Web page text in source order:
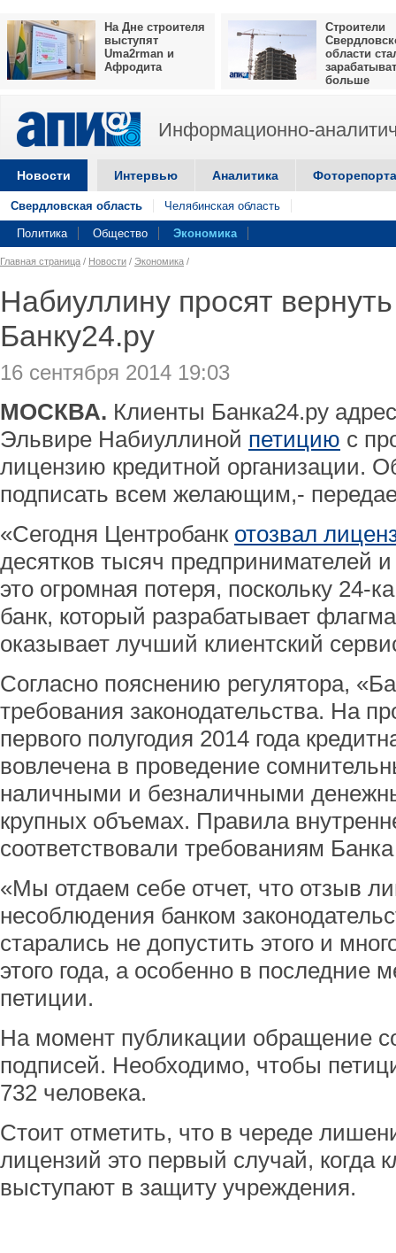
На Дне строителя
выступят
Uma2rman и
Афродита
Строители
области
больше
Информационно-
Новости Интервью Аналитика
Свердловская область Челябинская область
Политика Общество Экономика
Главная страница / Новости / Экономика /
Набиуллину просят
Банку24.ру
16 сентября 2014 19:03
МОСКВА. Клиенты Банка24.ру
Эльвире Набиуллиной петицию с
лицензию кредитной организации.
подписать всем желающим,-
«Сегодня Центробанк отозвал
десятков тысяч предпринимателей
это огромная потеря, поскольку 24-
банк, который разрабатывает
оказывает лучший клиентский
Согласно пояснению регулятора,
требования законодательства. На
первого полугодия 2014 года
вовлечена в проведение
наличными и безналичными
крупных объемах. Правила
соответствовали требованиям
«Мы отдаем себе отчет, что отзыв
несоблюдения банком
старались не допустить этого и
этого года, а особенно в последние
петиции.
На момент публикации обращение
подписей. Необходимо, чтобы
732 человека.
Стоит отметить, что в череде
лицензий это первый случай, когда
выступают в защиту учреждения.